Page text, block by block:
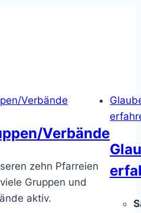
Verbände
Verbände
zehn Pfarreien
Gruppen und
aktiv.